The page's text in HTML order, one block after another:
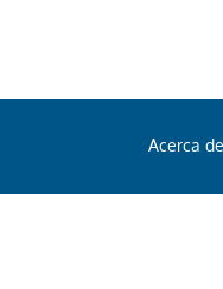
Acerca